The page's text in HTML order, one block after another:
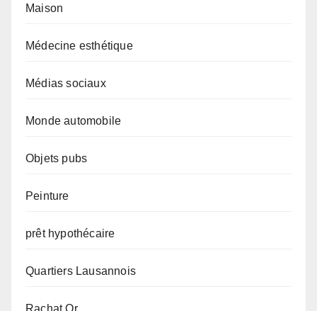
Maison
Médecine esthétique
Médias sociaux
Monde automobile
Objets pubs
Peinture
prêt hypothécaire
Quartiers Lausannois